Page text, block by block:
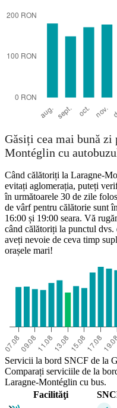
Găsiți cea mai bună zi
Montéglin cu
Când călătoriți la Laragne-
evitați aglomerația, puteți
în următoarele 30 de zile
de vârf pentru călătorie sunt
16:00 și 19:00 seara. Vă
când călătoriți la punctul dvs.
aveți nevoie de ceva timp
orașele mari!
Servicii la bord SNCF de la
Comparați serviciile de la
Laragne-Montéglin cu bus.
Facilităţi